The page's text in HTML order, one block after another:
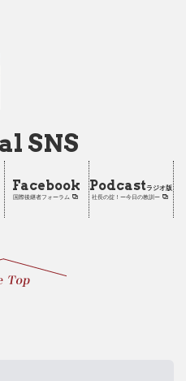
SNS
Facebook
国際後継者フォーラム
Podcastラジオ版
社長の掟！ー今日の教訓ー